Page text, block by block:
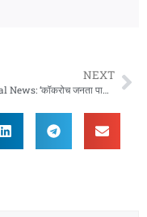
NEXT
National News: ‘कॉकरोच जनता पार्टी’ का Insta अकाउंट हैक? वेबसाइट भी डाउन होने का दावा